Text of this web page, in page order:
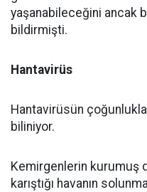
yaşanabileceğini ancak
bildirmişti.
Hantavirüs
Hantavirüsün
biliniyor.
Kemirgenlerin kurumuş
karıştığı havanın